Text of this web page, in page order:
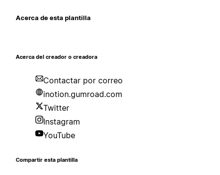
Acerca de esta plantilla
Acerca del creador o creadora
Contactar por correo
inotion.gumroad.com
Twitter
Instagram
YouTube
Compartir esta plantilla